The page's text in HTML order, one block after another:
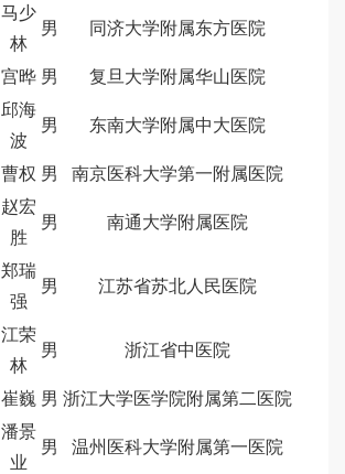
马少
林
男 同济大学附属东方医院
宫晔 男 复旦大学附属华山医院
邱海
波
男 东南大学附属中大医院
曹权 男 南京医科大学第一附属医院
赵宏
胜
男 南通大学附属医院
郑瑞
强
男 江苏省苏北人民医院
江荣
林
男 浙江省中医院
崔巍 男 浙江大学医学院附属第二医院
潘景
业
男 温州医科大学附属第一医院